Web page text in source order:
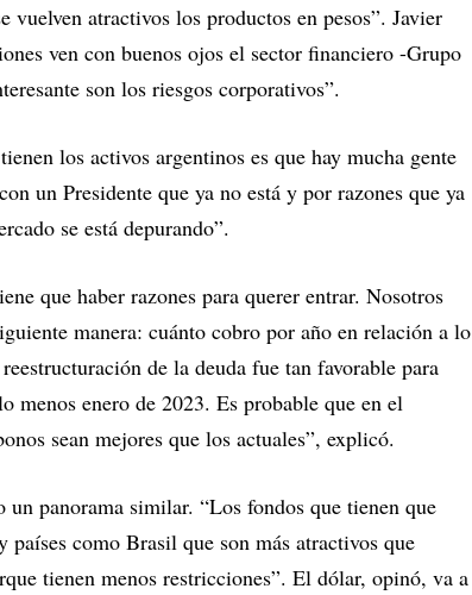
vuelven atractivos los productos en pesos”. Javier
ven con buenos ojos el sector financiero -Grupo
son los riesgos corporativos”.
los activos argentinos es que hay mucha gente
un Presidente que ya no está y por razones que ya
se está depurando”.
que haber razones para querer entrar. Nosotros
manera: cuánto cobro por año en relación a lo
de la deuda fue tan favorable para
menos enero de 2023. Es probable que en el
sean mejores que los actuales”, explicó.
panorama similar. “Los fondos que tienen que
como Brasil que son más atractivos que
tienen menos restricciones”. El dólar, opinó, va a